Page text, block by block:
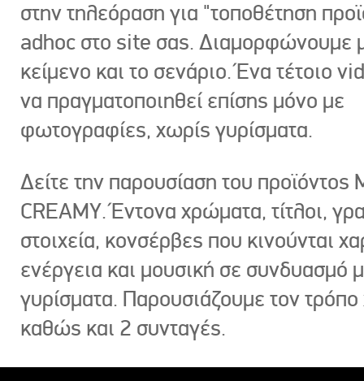
στην τηλεόραση για "τοποθέτηση
adhoc στο site σας. Διαμορφώνουμε
κείμενο και το σενάριο. Ένα τέτοιο
να πραγματοποιηθεί επίσης μόνο με
φωτογραφίες, χωρίς γυρίσματα.
Δείτε την παρουσίαση του προϊόντος
CREAMY. Έντονα χρώματα, τίτλοι,
στοιχεία, κονσέρβες που κινούνται
ενέργεια και μουσική σε συνδυασμό
γυρίσματα. Παρουσιάζουμε τον
καθώς και 2 συνταγές.